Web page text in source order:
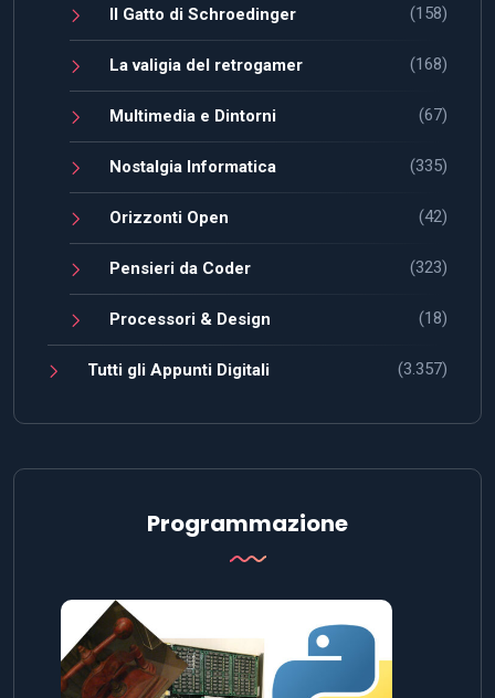
Il Gatto di Schroedinger (158)
La valigia del retrogamer (168)
Multimedia e Dintorni (67)
Nostalgia Informatica (335)
Orizzonti Open (42)
Pensieri da Coder (323)
Processori & Design (18)
Tutti gli Appunti Digitali (3.357)
Programmazione